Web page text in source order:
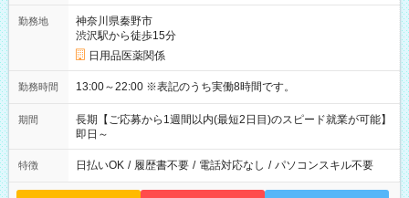
勤務地
神奈川県秦野市
渋沢駅から徒歩15分
日用品医薬関係
勤務時間 13:00～22:00 ※表記のうち実働8時間です。
期間
長期【ご応募から1週間以内(最短2日目)のスピード就業が可能】
即日～
特徴 日払いOK / 履歴書不要 / 電話対応なし / パソコンスキル不要